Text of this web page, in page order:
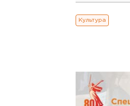
Культура